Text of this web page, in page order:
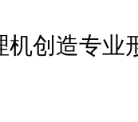
造专业